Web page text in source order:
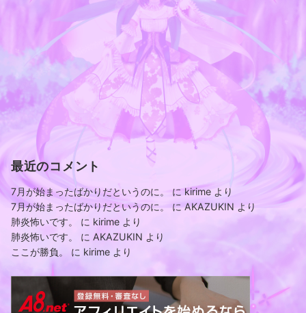
最近のコメント
7月が始まったばかりだというのに。 にkirime より
7月が始まったばかりだというのに。
にAKAZUKIN より
肺炎怖いです。
に kirime より
肺炎怖いです。
に AKAZUKIN より
ここが勝負。
に kirime より